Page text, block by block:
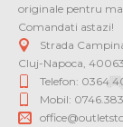
originale pentru
Comandati astazi!
Strada
Cluj-Napoca
Telefon: 0364
Mobil: